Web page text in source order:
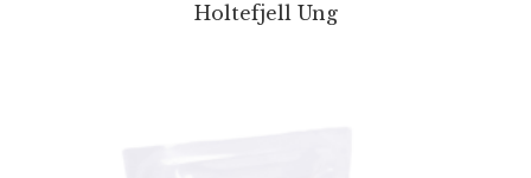
Holtefjell Ung